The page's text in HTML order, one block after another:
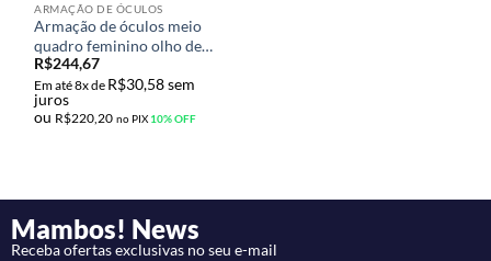
ARMAÇÃO DE ÓCULOS
Armação de óculos meio
quadro feminino olho de
gato nova tendencia 2020
R$244,67
Em até 8x de R$30,58sem
juros
ou R$220,20 no PIX 10% OFF
Mambos! News
Receba ofertas exclusivas no seu e-mail